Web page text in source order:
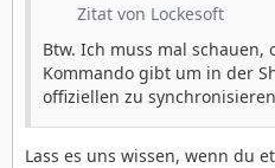
Zitat von Lockesoft
Btw. Ich muss mal schauen,
Kommando gibt um in der
offiziellen zu
Lass es uns wissen, wenn du